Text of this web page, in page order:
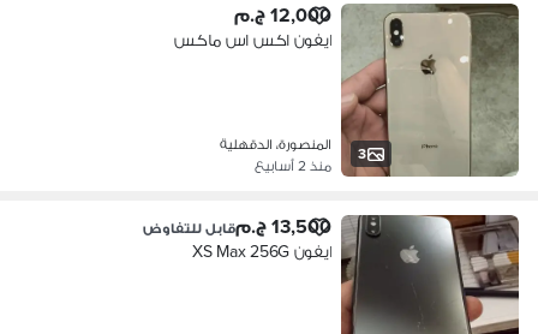
3
12,000 ج.م
ايفون اكس اس ماكس
المنصورة، الدقهلية
منذ 2 أسابيع
13,500 ج.م قابل للتفاوض
ايفون XS Max 256G